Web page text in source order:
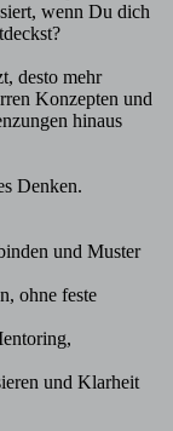
wenn Du dich
desto mehr
Konzepten und
hinaus
Denken.
und Muster
ohne feste
und Klarheit